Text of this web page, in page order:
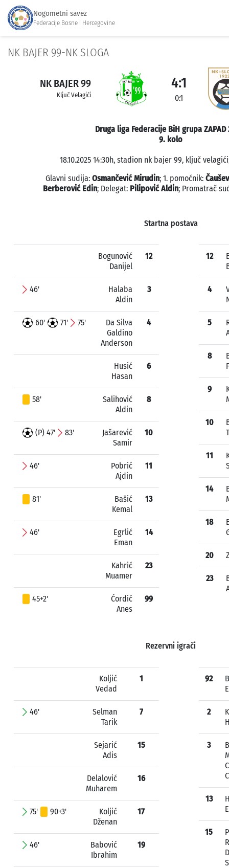
Nogometni savez
Federacije Bosne i Hercegovine
NK BAJER 99-NK SLOGA
NK BAJER 99
Ključ Velagići
4:1
0:1
Druga liga Federacije BiH grupa ZAPAD
9. kolo
18.10.2025 14:30h, stadion nk bajer 99, ključ
Glavni sudija: Osmančević Mirudin; 1. pomoćnik:
Berberović Edin; Delegat: Pilipović Aldin; Promatrač
Startna postava
Bogunović
Danijel
12
46'
Halaba
Aldin
3
60' 71' 75'
Da Silva
Galdino
Anderson
4
Husić
Hasan
6
58'
Salihović
Aldin
8
(P) 47' 83'
Jašarević
Samir
10
46'
Pobrić
Ajdin
11
81'
Bašić
Kemal
13
46'
Egrlić
Eman
14
Kahrić
Muamer
23
45+2'
Ćordić
Anes
99
12
4
5
8
9
10
11
14
18
20
23
Rezervni igrači
Koljić
Vedad
1
46'
Selman
Tarik
7
Sejarić
Adis
15
Delalović
Muharem
16
75' 90+3'
Koljić
Dženan
17
46'
Babović
Ibrahim
19
92
2
3
13
15